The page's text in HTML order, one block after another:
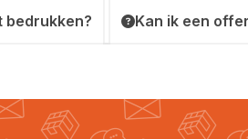
bedrukken? Kan ik een